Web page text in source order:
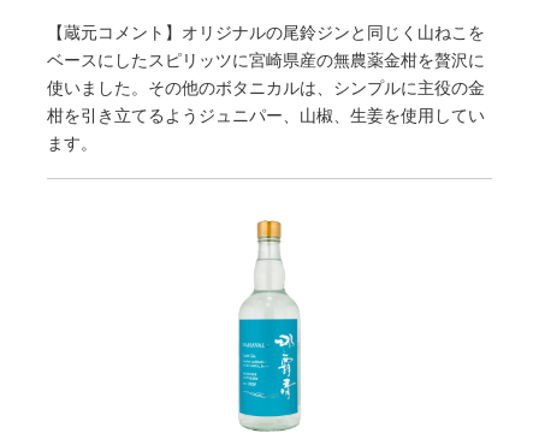
【蔵元コメント】オリジナルの尾鈴ジンと同じく山ねこを
ベースにしたスピリッツに宮崎県産の無農薬金柑を贅沢に
使いました。その他のボタニカルは、シンプルに主役の金
柑を引き立てるようジュニパー、山椒、生姜を使用してい
ます。